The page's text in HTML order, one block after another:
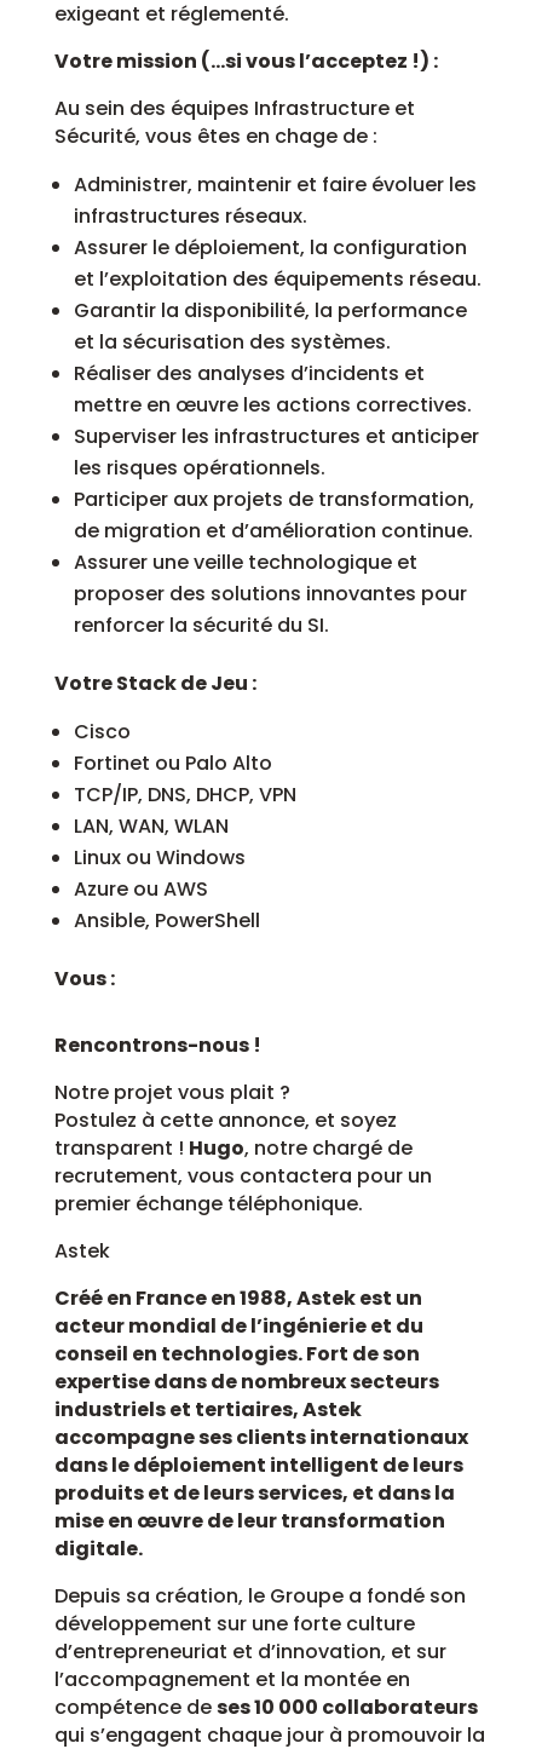
exigeant et réglementé.
Votre mission (…si vous l’acceptez !) :
Au sein des équipes Infrastructure et
Sécurité, vous êtes en chage de :
Administrer, maintenir et faire évoluer les
infrastructures réseaux.
Assurer le déploiement, la configuration
et l’exploitation des équipements réseau.
Garantir la disponibilité, la performance
et la sécurisation des systèmes.
Réaliser des analyses d’incidents et
mettre en œuvre les actions correctives.
Superviser les infrastructures et anticiper
les risques opérationnels.
Participer aux projets de transformation,
de migration et d’amélioration continue.
Assurer une veille technologique et
proposer des solutions innovantes pour
renforcer la sécurité du SI.
Votre Stack de Jeu :
Cisco
Fortinet ou Palo Alto
TCP/IP, DNS, DHCP, VPN
LAN, WAN, WLAN
Linux ou Windows
Azure ou AWS
Ansible, PowerShell
Vous :
Rencontrons-nous !
Notre projet vous plait ?
Postulez à cette annonce, et soyez
transparent ! Hugo, notre chargé de
recrutement, vous contactera pour un
premier échange téléphonique.
Astek
Créé en France en 1988, Astek est un
acteur mondial de l’ingénierie et du
conseil en technologies. Fort de son
expertise dans de nombreux secteurs
industriels et tertiaires, Astek
accompagne ses clients internationaux
dans le déploiement intelligent de leurs
produits et de leurs services, et dans la
mise en œuvre de leur transformation
digitale.
Depuis sa création, le Groupe a fondé son
développement sur une forte culture
d’entrepreneuriat et d’innovation, et sur
l’accompagnement et la montée en
compétence deses 10 000 collaborateurs
qui s’engagent chaque jour à promouvoir la